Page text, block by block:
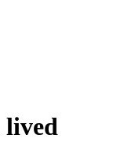
lived